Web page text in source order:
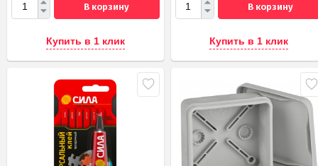
В корзину
Купить в 1 клик
В корзину
Купить в 1 клик